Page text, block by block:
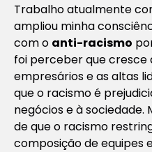
Trabalho atualmente
ampliou minha
com o anti-racismo
foi perceber que cresce
empresários e as altas
que o racismo é
negócios e à sociedade.
de que o racismo
composição de